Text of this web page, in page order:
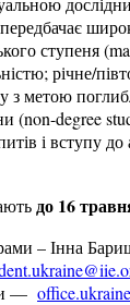
передбачає
ступеня
річне/
метою
(non-degree
і вступу
до 16
– Інна
—